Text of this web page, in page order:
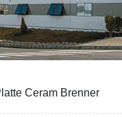
Ceram Brenner